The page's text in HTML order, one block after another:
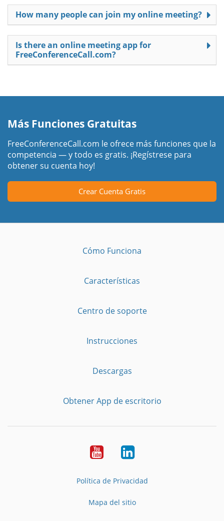
How many people can join my online meeting?
Is there an online meeting app for
FreeConferenceCall.com?
Más Funciones Gratuitas
FreeConferenceCall.com le ofrece más funciones que la
competencia — y todo es gratis. ¡Regístrese para
obtener su cuenta hoy!
Crear Cuenta Gratis
Cómo Funciona
Características
Centro de soporte
Instrucciones
Descargas
Obtener App de escritorio
YouTubeLinkedIn
Política de Privacidad
Mapa del sitio